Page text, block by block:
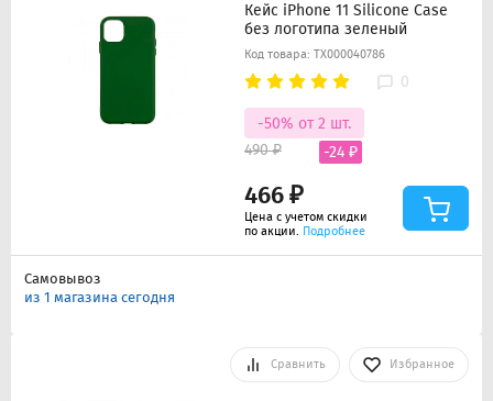
Кейс iPhone 11 Silicone Case
без логотипа зеленый
Код товара: ТХ000040786
0
-50% от 2 шт.
466 ₽
490 ₽ -24 ₽
Цена с учетом скидки
по акции. Подробнее
Самовывоз
из 1 магазина сегодня
Сравнить Избранное